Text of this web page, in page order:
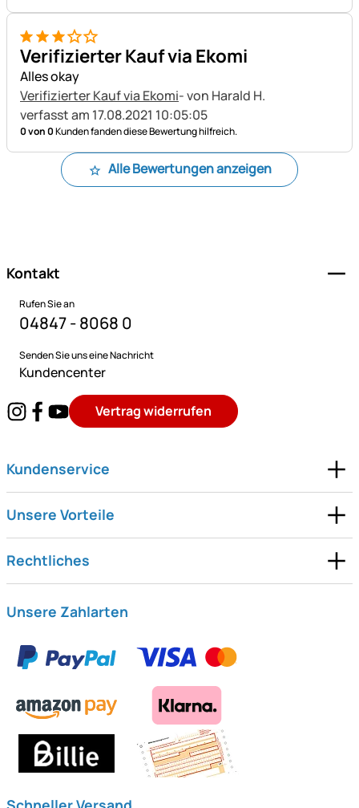
3 von 5
Verifizierter Kauf via Ekomi
Alles okay
Verifizierter Kauf via Ekomi- von Harald H.
verfasst am 17.08.2021 10:05:05
0 von 0Kunden fanden diese Bewertung hilfreich.
Alle Bewertungen anzeigen
Kontakt
Rufen Sie an
04847 - 8068 0
Senden Sie uns eine Nachricht
Kundencenter
Vertrag widerrufen
Kundenservice
Unsere Vorteile
Rechtliches
Unsere Zahlarten